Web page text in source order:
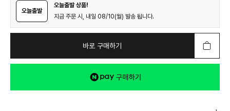
오늘출발
오늘출발 상품!
지금 주문 시, 내일 08/10(월) 발송 됩니다.
바로 구매하기